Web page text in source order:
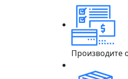
Производите